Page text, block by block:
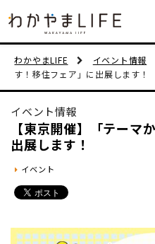
イ
移
人
市
わかやまLIFE イベント情報
す！移住フェア」に出展します！
イベント情報
【東京開催】「テーマ
出展します！
イベント